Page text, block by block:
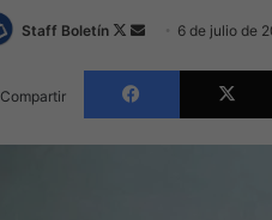
Staff Boletín
Follow
X
Send 6 de julio de
Compartir
Facebook